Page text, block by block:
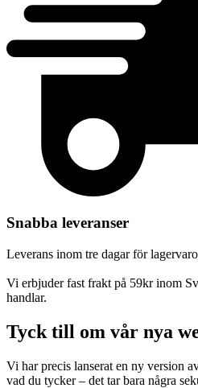
Snabba leveranser
Leverans inom tre dagar för
Vi erbjuder fast frakt på 59kr inom
handlar.
Tyck till om vår nya
Vi har precis lanserat en ny version
vad du tycker – det tar bara några